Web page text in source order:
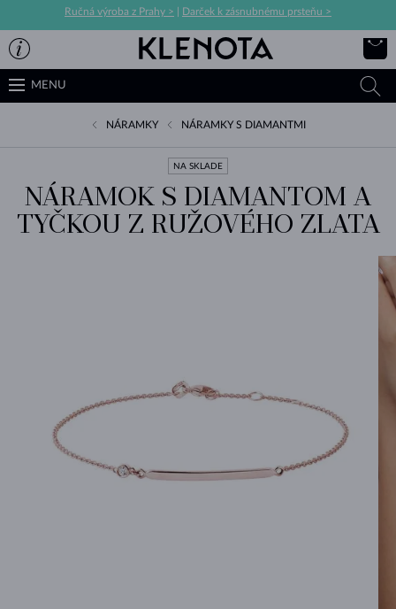
Ručná výroba z Prahy > Darček k zásnubnému prsteňu >
MENU
NÁRAMKY NÁRAMKY S DIAMANTMI
NA SKLADE
NÁRAMOK S DIAMANTOM A
TYČKOU Z RUŽOVÉHO ZLATA